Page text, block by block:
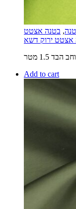
, בטנה אצטט
1.5 מטר
Add to cart